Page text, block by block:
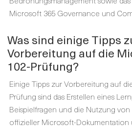
Microsoft 365 Governance und
Was sind einige Tipps
Vorbereitung auf die
102-Prüfung?
Einige Tipps zur Vorbereitung auf
Prüfung sind das Erstellen eines
Beispielfragen und die Nutzung
offizieller Microsoft-Dokumentation